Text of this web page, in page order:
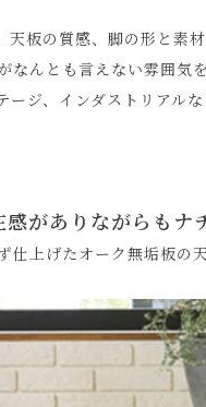
板の質感、脚の形と素材
なんとも言えない雰囲気
ージ、インダストリアル
がありながらもナ
仕上げたオーク無垢板の